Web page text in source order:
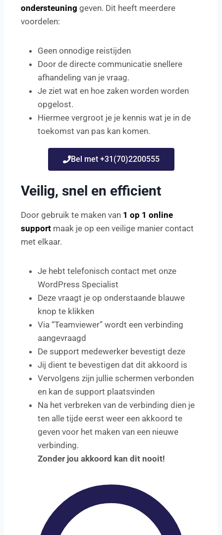
ondersteuning geven. Dit heeft meerdere
voordelen:
Geen onnodige reistijden
Door de directe communicatie snellere
afhandeling van je vraag.
Je ziet wat en hoe zaken worden worden
opgelost.
Hiermee vergroot je je kennis wat je in de
toekomst van pas kan komen.
Bel met +31(70)2200555
Veilig, snel en efficient
Door gebruik te maken van 1 op 1 online
support maak je op een veilige manier contact
met elkaar.
Je hebt telefonisch contact met onze
WordPress Specialist
Deze vraagt je op onderstaande blauwe
knop te klikken
Via “Teamviewer” wordt een verbinding
aangevraagd
De support medewerker bevestigt deze
Jij dient te bevestigen dat dit akkoord is
Vervolgens zijn jullie schermen verbonden
en kan de support plaatsvinden
Na het verbreken van de verbinding dien je
ten alle tijde eerst weer een akkoord te
geven voor het maken van een nieuwe
verbinding.
Zonder jou akkoord kan dit nooit!